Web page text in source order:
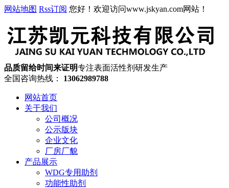
网站地图 Rss订阅 您好！欢迎访问www.jskyan.com网站！
品质留给时间来证明专注表面活性剂研发生产
全国咨询热线：
13062989788
网站首页
关于我们
公司概况
公示版块
企业文化
厂房厂貌
产品展示
WDG专用助剂
功能性助剂